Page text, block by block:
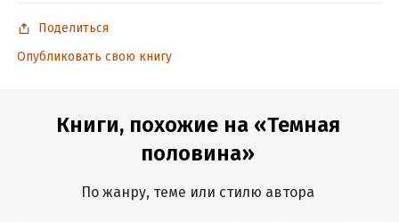
Поделиться
Опубликовать свою книгу
Книги, похожие на «Темная
половина»
По жанру, теме или стилю автора